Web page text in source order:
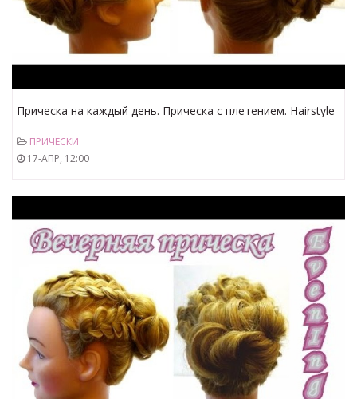
Прическа на каждый день. Прическа с плетением. Hairstyle
ПРИЧЕСКИ
17-АПР, 12:00